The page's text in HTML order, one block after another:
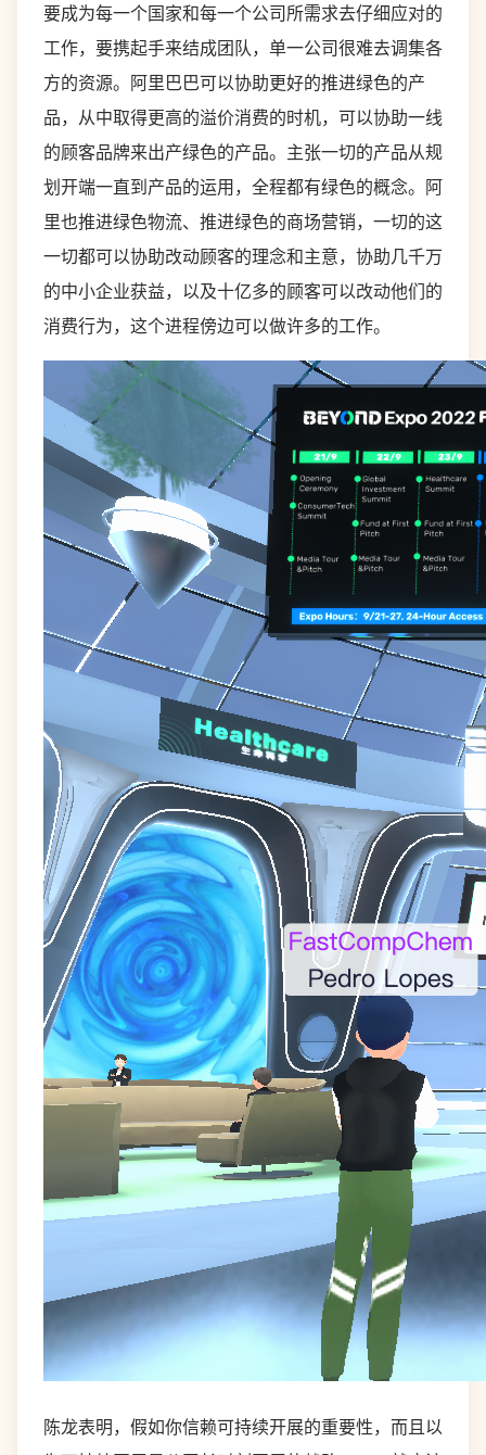
要成为每一个国家和每一个公司所需求去仔细应对的
工作，要携起手来结成团队，单一公司很难去调集各
方的资源。阿里巴巴可以协助更好的推进绿色的产
品，从中取得更高的溢价消费的时机，可以协助一线
的顾客品牌来出产绿色的产品。主张一切的产品从规
划开端一直到产品的运用，全程都有绿色的概念。阿
里也推进绿色物流、推进绿色的商场营销，一切的这
一切都可以协助改动顾客的理念和主意，协助几千万
的中小企业获益，以及十亿多的顾客可以改动他们的
消费行为，这个进程傍边可以做许多的工作。
陈龙表明，假如你信赖可持续开展的重要性，而且以